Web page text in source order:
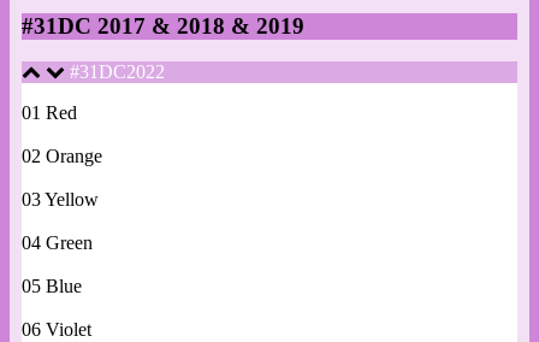
#31DC 2017 & 2018 & 2019
#31DC2022
01 Red
02 Orange
03 Yellow
04 Green
05 Blue
06 Violet